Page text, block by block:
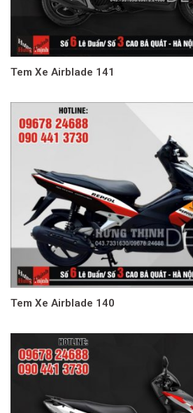
Tem Xe Airblade 141
Tem Xe Airblade 140